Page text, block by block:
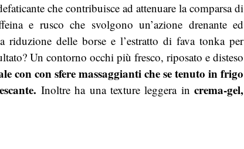
che contribuisce ad attenuare la comparsa di
e rusco che svolgono un’azione drenante ed
riduzione delle borse e l’estratto di fava tonka per
Un contorno occhi più fresco, riposato e disteso
con con sfere massaggianti che se tenuto in frigo
Inoltre ha una texture leggera increma-gel,